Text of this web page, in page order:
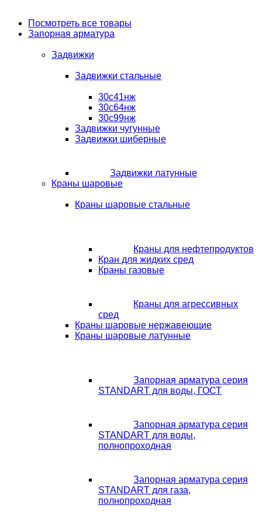
Посмотреть все товары
Запорная арматура
Задвижки
Задвижки стальные
30с41нж
30с64нж
30с99нж
Задвижки чугунные
Задвижки шиберные
Задвижки латунные
Краны шаровые
Краны шаровые стальные
Краны для нефтепродуктов
Кран для жидких сред
Краны газовые
Краны для агрессивных
сред
Краны шаровые нержавеющие
Краны шаровые латунные
Запорная арматура серия
STANDART для воды, ГОСТ
Запорная арматура серия
STANDART для воды,
полнопроходная
Запорная арматура серия
STANDART для газа,
полнопроходная